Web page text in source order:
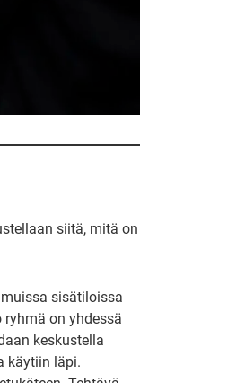
siitä, mitä on
sisätiloissa
on yhdessä
keskustella
käytiin läpi.